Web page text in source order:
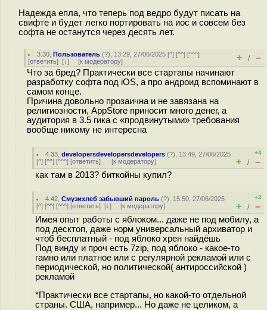
Надежда епла, что теперь под ведро будут писать на
свифте и будет легко портировать на иос и совсем без
софта не останутся через десять лет.
3.30 ,Пользователь (?), 13:29, 27/06/2025 [^] [^^] [^^^]
[ответить] [↓] [к модератору] + / –
Что за бред? Практически все стартапы начинают
разработку софта под iOS, а про андроид вспоминают в
самом конце.
Причина довольно прозаична и не завязана на
религиозности, AppStore приносит много денег, а
аудитория в 3.5 гика с «продвинутыми» требования
вообще никому не интересна
4.33 ,developersdevelopersdevelopers (?), 13:49, 27/06/2025
[^] [^^] [^^^] [ответить] [к модератору]
+4
+ / –
как там в 2013? биткойны купил?
4.42 ,Смузихлеб забывший пароль (?), 15:50, 27/06/2025
[^] [^^] [^^^] [ответить] [↓] [к модератору]
+3
+ / –
Имея опыт работы с яблоком... даже не под мобилу, а
под десктоп, даже норм универсальный архиватор и
чтоб бесплатный - под яблоко хрен найдёшь
Под винду и проч есть 7zip, под яблоко - какое-то
гамно или платное или с регулярной рекламой или с
периодической, но политической( антироссийской )
рекламой
*Практически все стартапы, но какой-то отдельной
страны. США, например... Но даже не целиком, а